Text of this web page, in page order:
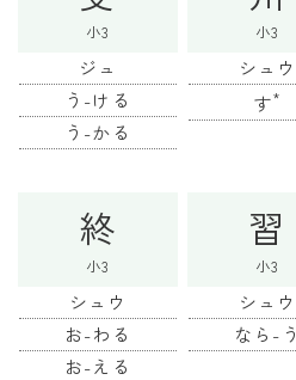
小3
ジュ
う-ける
う-かる
小3
シュウ
す*
終
小3
シュウ
お-わる
お-える
習
小3
シュウ
なら-う